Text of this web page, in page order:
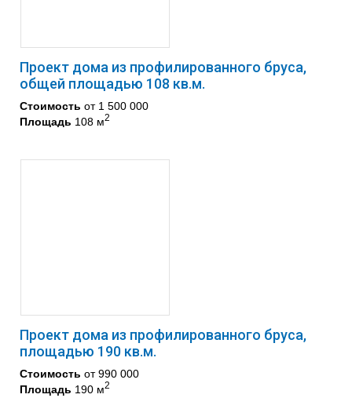
Проект дома из профилированного бруса,
общей площадью 108 кв.м.
Стоимость от 1 500 000
Площадь 108 м2
Проект дома из профилированного бруса,
площадью 190 кв.м.
Стоимость от 990 000
Площадь 190 м2